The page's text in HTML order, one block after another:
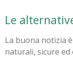
Le
La buona notizia
naturali, sicure ed